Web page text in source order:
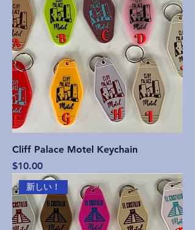
Cliff Palace Motel Keychain
価格
$10.00
新しい！